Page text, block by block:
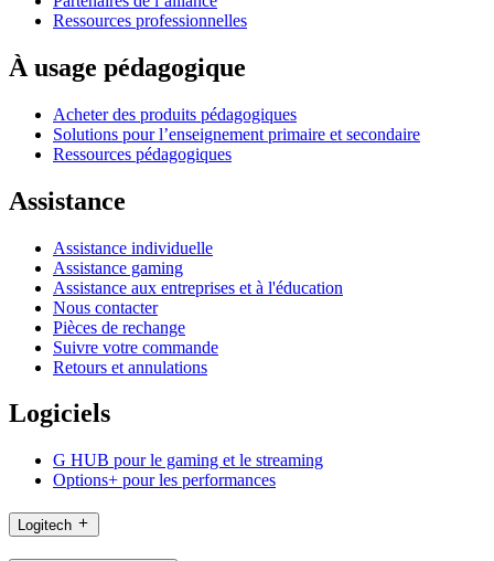
Ressources professionnelles
À usage pédagogique
Acheter des produits pédagogiques
Solutions pour l’enseignement primaire et secondaire
Ressources pédagogiques
Assistance
Assistance individuelle
Assistance gaming
Assistance aux entreprises et à l'éducation
Nous contacter
Pièces de rechange
Suivre votre commande
Retours et annulations
Logiciels
G HUB pour le gaming et le streaming
Options+ pour les performances
Logitech